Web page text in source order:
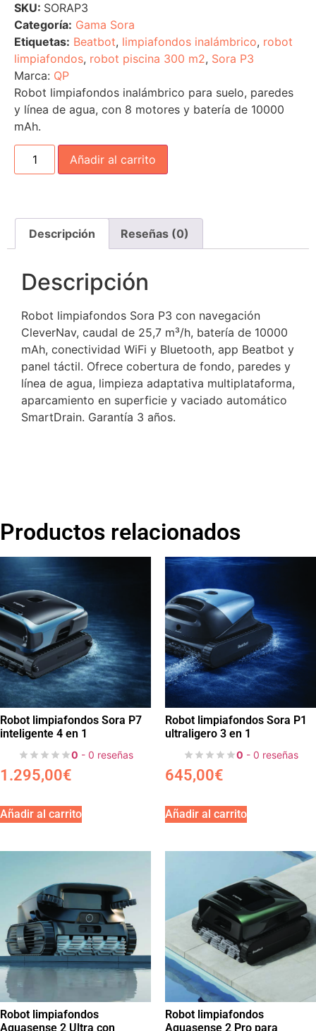
SKU: SORAP3
Categoría: Gama Sora
Etiquetas: Beatbot, limpiafondos inalámbrico, robot
limpiafondos, robot piscina 300 m2, Sora P3
Marca: QP
Robot limpiafondos inalámbrico para suelo, paredes
y línea de agua, con 8 motores y batería de 10000
mAh.
Añadir al carrito
Descripción Reseñas (0)
Descripción
Robot limpiafondos Sora P3 con navegación
CleverNav, caudal de 25,7 m³/h, batería de 10000
mAh, conectividad WiFi y Bluetooth, app Beatbot y
panel táctil. Ofrece cobertura de fondo, paredes y
línea de agua, limpieza adaptativa multiplataforma,
aparcamiento en superficie y vaciado automático
SmartDrain. Garantía 3 años.
Productos relacionados
Robot limpiafondos Sora P7
inteligente 4 en 1
0 - 0 reseñas
1.295,00€
Añadir al carrito
Robot limpiafondos Sora P1
ultraligero 3 en 1
0 - 0 reseñas
645,00€
Añadir al carrito
Robot limpiafondos
Aquasense 2 Ultra con
Robot limpiafondos
Aquasense 2 Pro para